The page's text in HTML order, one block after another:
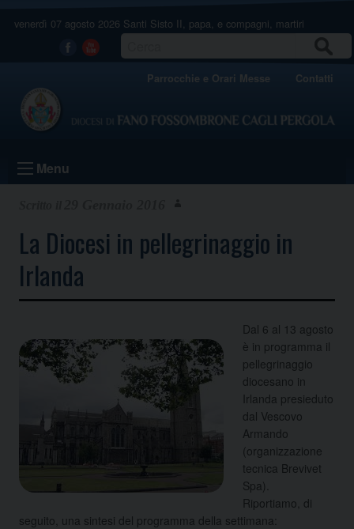
venerdì 07 agosto 2026 Santi Sisto II, papa, e compagni, martiri
Facebook
Youtube
Parrocchie e Orari Messe Contatti
Menu
La Diocesi in pellegrinaggio in
Irlanda
Dal 6 al 13 agosto
è in programma il
pellegrinaggio
diocesano in
Irlanda presieduto
dal Vescovo
Armando
(organizzazione
tecnica Brevivet
Spa).
Riportiamo, di
seguito, una sintesi del programma della settimana: